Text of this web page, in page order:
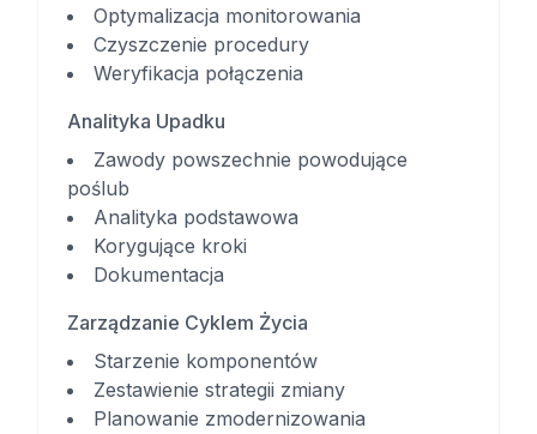
Optymalizacja monitorowania
Czyszczenie procedury
Weryfikacja połączenia
Analityka Upadku
Zawody powszechnie powodujące
poślub
Analityka podstawowa
Korygujące kroki
Dokumentacja
Zarządzanie Cyklem Życia
Starzenie komponentów
Zestawienie strategii zmiany
Planowanie zmodernizowania